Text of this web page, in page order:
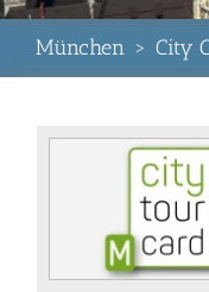
München > City